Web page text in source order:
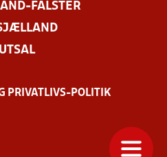
FALSTER
PRIVATLIVS-POLITIK